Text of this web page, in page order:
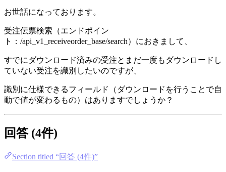
お世話になっております。
受注伝票検索（エンドポイン
ト：/api_v1_receiveorder_base/search）におきまして、
すでにダウンロード済みの受注とまだ一度もダウンロードし
ていない受注を識別したいのですが、
識別に仕様できるフィールド（ダウンロードを行うことで自
動で値が変わるもの）はありますでしょうか？
回答 (4件)
Section titled “回答 (4件)”